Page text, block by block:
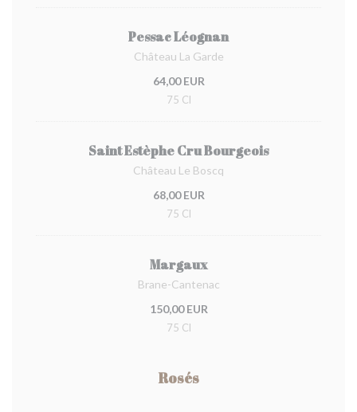
Pessac Léognan
Château La Garde
64,00 EUR
75 Cl
Saint Estèphe Cru Bourgeois
Château Le Boscq
68,00 EUR
75 Cl
Margaux
Brane-Cantenac
150,00 EUR
75 Cl
Rosés